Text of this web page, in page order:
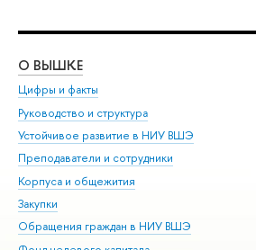
О ВЫШКЕ
Цифры и факты
Руководство и структура
Устойчивое развитие в НИУ ВШЭ
Преподаватели и сотрудники
Корпуса и общежития
Закупки
Обращения граждан в НИУ ВШЭ